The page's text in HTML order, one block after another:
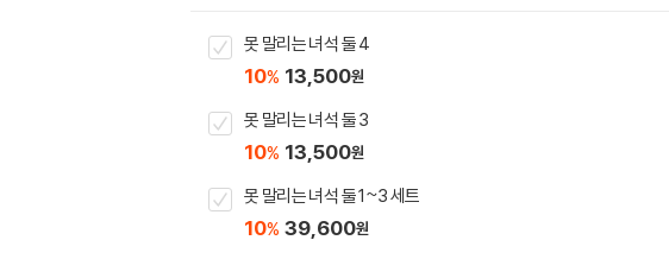
못 말리는 녀석 둘 4
10% 13,500원
못 말리는 녀석 둘 3
10% 13,500원
못 말리는 녀석 둘 1~3 세트
10% 39,600원